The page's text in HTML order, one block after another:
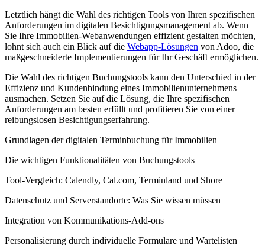
Letztlich hängt die Wahl des richtigen Tools von Ihren spezifischen
Anforderungen im digitalen Besichtigungsmanagement ab. Wenn
Sie Ihre Immobilien-Webanwendungen effizient gestalten möchten,
lohnt sich auch ein Blick auf die Webapp-Lösungen von Adoo, die
maßgeschneiderte Implementierungen für Ihr Geschäft ermöglichen.
Die Wahl des richtigen Buchungstools kann den Unterschied in der
Effizienz und Kundenbindung eines Immobilienunternehmens
ausmachen. Setzen Sie auf die Lösung, die Ihre spezifischen
Anforderungen am besten erfüllt und profitieren Sie von einer
reibungslosen Besichtigungserfahrung.
Grundlagen der digitalen Terminbuchung für Immobilien
Die wichtigen Funktionalitäten von Buchungstools
Tool-Vergleich: Calendly, Cal.com, Terminland und Shore
Datenschutz und Serverstandorte: Was Sie wissen müssen
Integration von Kommunikations-Add-ons
Personalisierung durch individuelle Formulare und Wartelisten